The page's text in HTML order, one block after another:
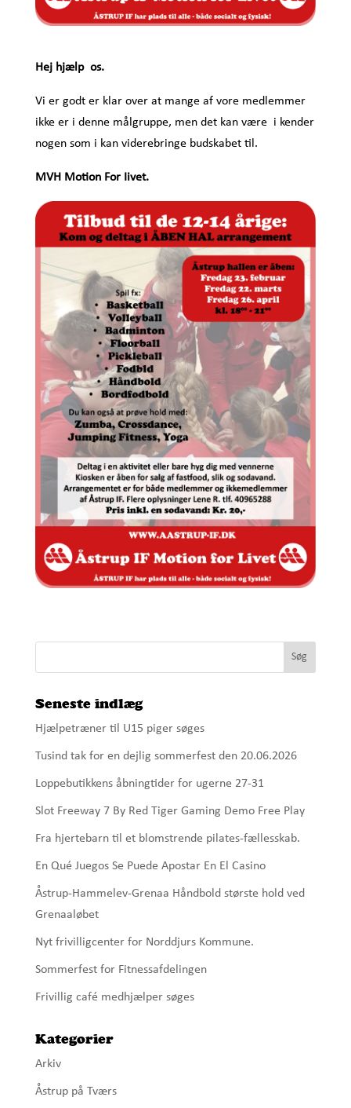
Hej hjælp os.
Vi er godt er klar over at mange af vore medlemmer
ikke er i denne målgruppe, men det kan være i kender
nogen som i kan viderebringe budskabet til.
MVH Motion For Iivet.
Seneste indlæg
Hjælpetræner til U15 piger søges
Tusind tak for en dejlig sommerfest den 20.06.2026
Loppebutikkens åbningtider for ugerne 27-31
Slot Freeway 7 By Red Tiger Gaming Demo Free Play
Fra hjertebarn til et blomstrende pilates-fællesskab.
En Qué Juegos Se Puede Apostar En El Casino
Åstrup-Hammelev-Grenaa Håndbold største hold ved
Grenaaløbet
Nyt frivilligcenter for Norddjurs Kommune.
Sommerfest for Fitnessafdelingen
Frivillig café medhjælper søges
Kategorier
Arkiv
Åstrup på Tværs